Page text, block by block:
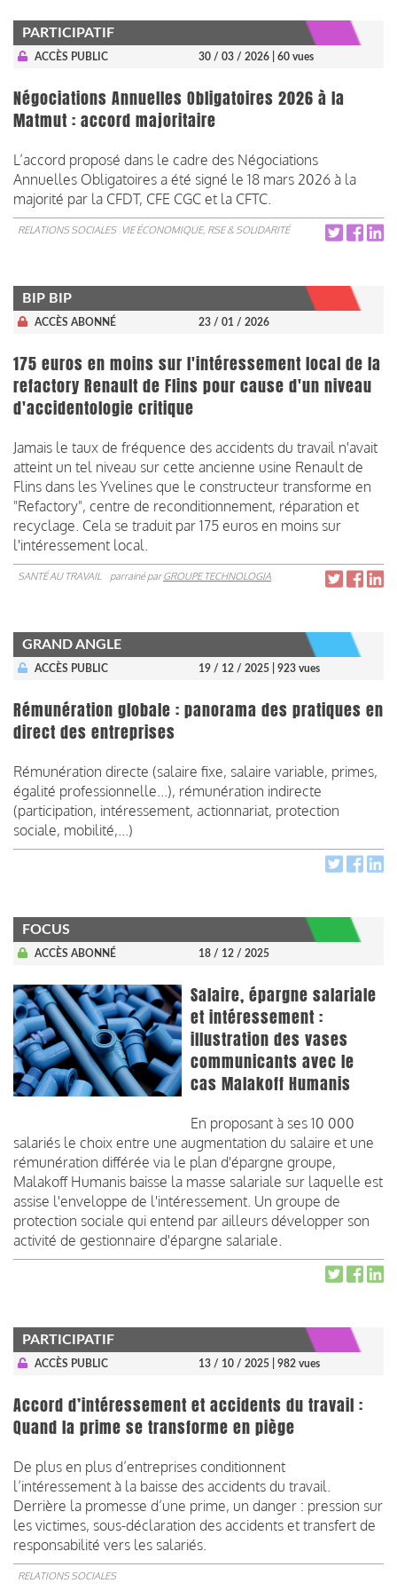
PARTICIPATIF
ACCÈS PUBLIC 30 / 03 / 2026 | 60 vues
Négociations Annuelles Obligatoires 2026 à la
Matmut : accord majoritaire
L’accord proposé dans le cadre des Négociations
Annuelles Obligatoires a été signé le 18 mars 2026 à la
majorité par la CFDT, CFE CGC et la CFTC.
RELATIONS SOCIALES VIE ÉCONOMIQUE, RSE & SOLIDARITÉ
BIP BIP
ACCÈS ABONNÉ 23 / 01 / 2026
175 euros en moins sur l'intéressement local de la
refactory Renault de Flins pour cause d'un niveau
d'accidentologie critique
Jamais le taux de fréquence des accidents du travail n'avait
atteint un tel niveau sur cette ancienne usine Renault de
Flins dans les Yvelines que le constructeur transforme en
"Refactory", centre de reconditionnement, réparation et
recyclage. Cela se traduit par 175 euros en moins sur
l'intéressement local.
SANTÉ AU TRAVAIL parrainé parGROUPE TECHNOLOGIA
GRAND ANGLE
ACCÈS PUBLIC 19 / 12 / 2025 | 923 vues
Rémunération globale : panorama des pratiques en
direct des entreprises
Rémunération directe (salaire fixe, salaire variable, primes,
égalité professionnelle...), rémunération indirecte
(participation, intéressement, actionnariat, protection
sociale, mobilité,...)
FOCUS
ACCÈS ABONNÉ 18 / 12 / 2025
Salaire, épargne salariale
et intéressement :
illustration des vases
communicants avec le
cas Malakoff Humanis
En proposant à ses 10 000
salariés le choix entre une augmentation du salaire et une
rémunération différée via le plan d'épargne groupe,
Malakoff Humanis baisse la masse salariale sur laquelle est
assise l'enveloppe de l'intéressement. Un groupe de
protection sociale qui entend par ailleurs développer son
activité de gestionnaire d'épargne salariale.
PARTICIPATIF
ACCÈS PUBLIC 13 / 10 / 2025 | 982 vues
Accord d’intéressement et accidents du travail :
Quand la prime se transforme en piège
De plus en plus d’entreprises conditionnent
l’intéressement à la baisse des accidents du travail.
Derrière la promesse d’une prime, un danger : pression sur
les victimes, sous-déclaration des accidents et transfert de
responsabilité vers les salariés.
RELATIONS SOCIALES